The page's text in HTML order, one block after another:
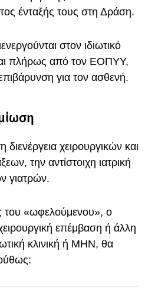
ένταξής τους στη Δράση.
στον ιδιωτικό
πλήρως από τον ΕΟΠΥΥ,
για τον ασθενή.
χειρουργικών και
την αντίστοιχη ιατρική
γιατρών.
του «ωφελούμενου», ο
επέμβαση ή άλλη
κλινική ή ΜΗΝ, θα